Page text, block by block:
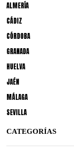
ALMERÍA
CÁDIZ
CÓRDOBA
GRANADA
HUELVA
JAÉN
MÁLAGA
SEVILLA
CATEGORÍAS